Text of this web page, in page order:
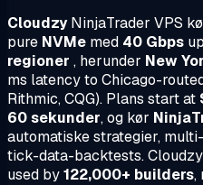
CloudzyNinjaTrader VPS
pure NVMe med 40 Gbps
regioner , herunder New
ms latency to Chicago-
Rithmic, CQG). Plans start at
60 sekunder, og kør
automatiske strategier,
tick-data-backtests.
used by122,000+ builders,